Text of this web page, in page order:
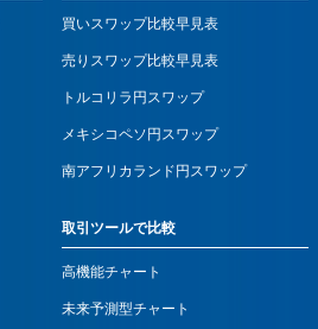
買いスワップ比較早見表
売りスワップ比較早見表
トルコリラ円スワップ
メキシコペソ円スワップ
南アフリカランド円スワップ
取引ツールで比較
高機能チャート
未来予測型チャート